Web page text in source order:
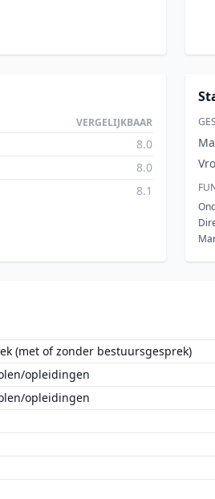
VERGELIJKBAAR
8.0
8.0
8.1
(met of zonder bestuursgesprek)
opleidingen
opleidingen